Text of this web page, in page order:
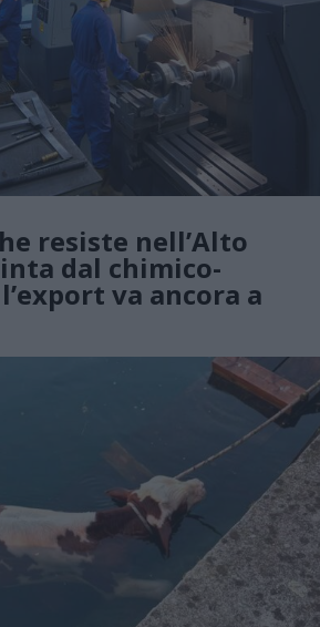
resiste nell’Alto
dal chimico-
va ancora a